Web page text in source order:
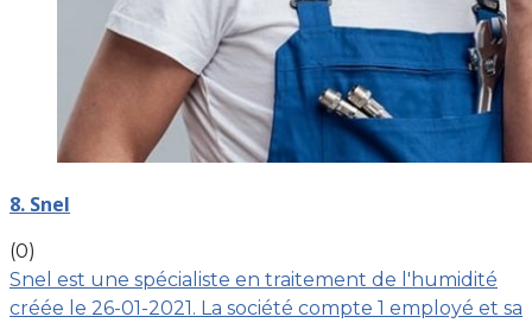
8. Snel
(0)
Snel est une spécialiste en traitement de l'humidité
créée le 26-01-2021. La société compte 1 employé et sa